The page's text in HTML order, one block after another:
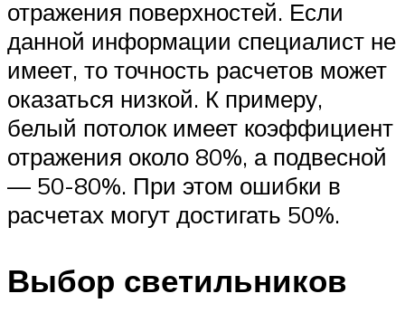
отражения поверхностей. Если
данной информации специалист не
имеет, то точность расчетов может
оказаться низкой. К примеру,
белый потолок имеет коэффициент
отражения около 80%, а подвесной
— 50-80%. При этом ошибки в
расчетах могут достигать 50%.
Выбор светильников